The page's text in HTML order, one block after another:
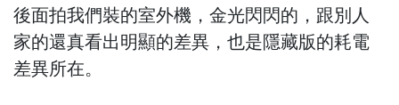
後面拍我們裝的室外機，金光閃閃的，跟別人
家的還真看出明顯的差異，也是隱藏版的耗電
差異所在。